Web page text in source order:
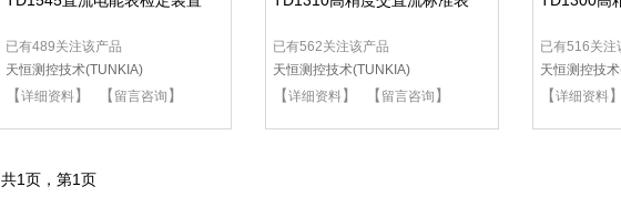
已有489关注该产品
天恒测控技术(TUNKIA)
【详细资料】 【 留言咨询 】
已有562关注该产品
天恒测控技术(TUNKIA)
【详细资料】 【 留言咨询 】
已有516关注
天恒测控技
【详细资料
共1页，第1页